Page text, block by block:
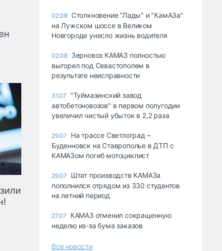
02.08 Столкновение "Лады" и "КамАЗа"
на Лужском шоссе в Великом
Новгороде унесло жизнь водителя
02.08 Зерновоз КАМАЗ полностью
выгорел под Севастополем в
результате неисправности
31.07
"Туймазинский завод
автобетоновозов" в первом полугодии
увеличил чистый убыток в 2,2 раза
29.07
На трассе Светлоград –
Буденновск на Ставрополье в ДТП с
КАМАЗом погиб мотоциклист
29.07
Штат производств КАМАЗа
пополнился отрядом из 330 студентов
на летний период
27.07
КАМАЗ отменил сокращенную
неделю из-за бума заказов
Все новости